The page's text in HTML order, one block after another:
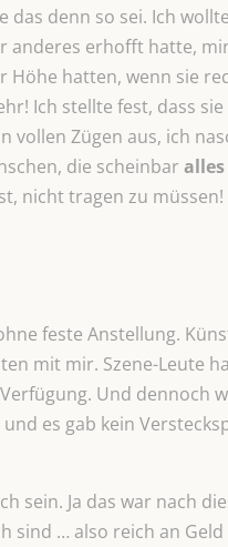
denn so sei. Ich
anderes erhofft hatte,
Höhe hatten, wenn sie
Ich stellte fest, dass
vollen Zügen aus, ich
die scheinbar alles
nicht tragen zu müssen!
feste Anstellung.
mit mir. Szene-Leute
Und dennoch
es gab kein
sein. Ja das war nach
sind … also reich an Geld